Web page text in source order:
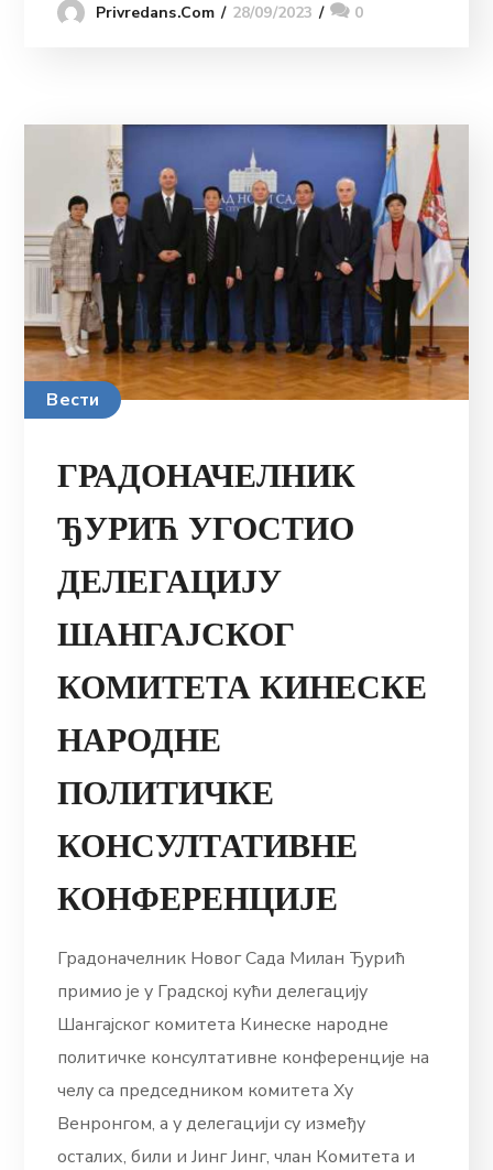
Privredans.com 28/09/2023 0
Вести
ГРАДОНАЧЕЛНИК
ЂУРИЋ УГОСТИО
ДЕЛЕГАЦИЈУ
ШАНГАЈСКОГ
КОМИТЕТА КИНЕСКЕ
НАРОДНЕ
ПОЛИТИЧКЕ
КОНСУЛТАТИВНЕ
КОНФЕРЕНЦИЈЕ
Градоначелник Новог Сада Милан Ђурић
примио је у Градској кући делегацију
Шангајског комитета Кинеске народне
политичке консултативне конференције на
челу са председником комитета Ху
Венронгом, а у делегацији су између
осталих, били и Јинг Јинг, члан Комитета и